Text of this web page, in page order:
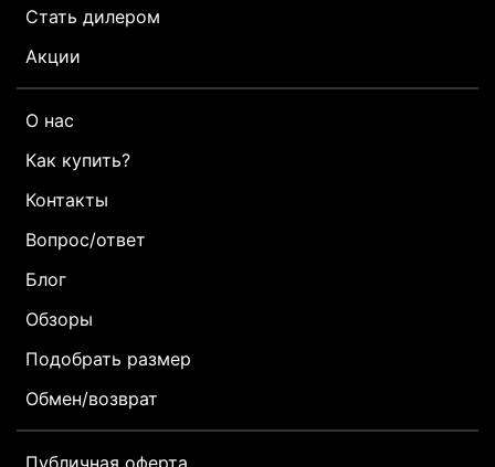
Стать дилером
Акции
О нас
Как купить?
Контакты
Вопрос/ответ
Блог
Обзоры
Подобрать размер
Обмен/возврат